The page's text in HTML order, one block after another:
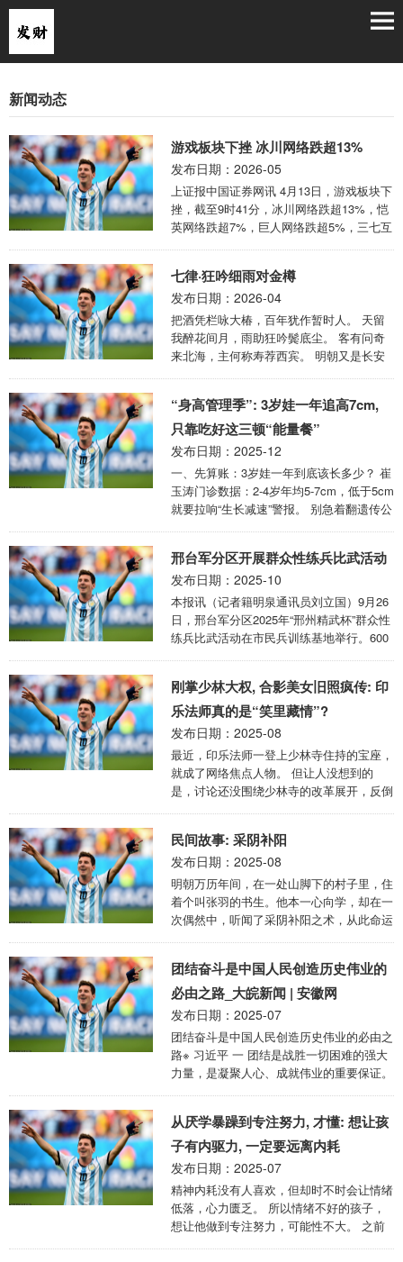
新闻动态
游戏板块下挫 冰川网络跌超13%
发布日期：2026-05
上证报中国证券网讯 4月13日，游戏板块下
挫，截至9时41分，冰川网络跌超13%，恺
英网络跌超7%，巨人网络跌超5%，三七互
七律·狂吟细雨对金樽
发布日期：2026-04
把酒凭栏咏大椿，百年犹作暂时人。 天留
我醉花间月，雨助狂吟鬓底尘。 客有问奇
来北海，主何称寿荐西宾。 明朝又是长安
热烈拥抱，在纵酒狂吟与社交欢宴中，展现
出一种通透而又不失豪情的生命姿态。 全
诗通过对时间永恒与生命短暂的对比，构筑
了一个在风尘奔波中依然能对月买醉、向春
而行的洒脱形象。 首联“把酒凭栏咏大椿，
百年犹作暂时人”，开篇便建立起宏大的时
空坐标。 借用上古大椿树对比人类有限的
百年寿命，直指即便寿至期颐，在永恒的时
间 ...
“身高管理季”: 3岁娃一年追高7cm,
只靠吃好这三顿“能量餐”
发布日期：2025-12
一、先算账：3岁娃一年到底该长多少？ 崔
玉涛门诊数据：2-4岁年均5-7cm，低于5cm
就要拉响“生长减速”警报。 别急着翻遗传公
一天拆成3顿“能量餐”，不靠昂贵增高粉，
也能让娃在自然生长曲线上“贴着上限跑”。
二、追高第一餐：07:30「激活骨骼开关
餐」 •250ml母乳/配方奶（保留奶量保证钙
基线） •水煮蛋黄1个：维生素D天然载体，
...
邢台军分区开展群众性练兵比武活动
发布日期：2025-10
本报讯（记者籍明泉通讯员刘立国）9月26
日，邢台军分区2025年“邢州精武杯”群众性
练兵比武活动在市民兵训练基地举行。600
武是邢台军分区今年以来组织的规模最大、
覆盖领域最广、科目内容最全的一次军事训
练活动，分为军事技能、国动技能和单兵技
能3个方面，共设置军事理论、要图标绘、
想定作业、指挥所协同作业、实弹射击、队
列指挥等26个课目，全面检验官兵、文职人
员、民兵教练员体能技能与心理素质，是对
训练成效的“全面体检”，更是 ...
刚掌少林大权, 合影美女旧照疯传: 印
乐法师真的是“笑里藏情”?
发布日期：2025-08
最近，印乐法师一登上少林寺住持的宝座，
就成了网络焦点人物。 但让人没想到的
是，讨论还没围绕少林寺的改革展开，反倒
任几天就塌房？” 我感觉，这帽子扣得也太
快了点。 咱先别急着下结论，来看看印乐
法师到底是个啥来头。 一路走来，他不是
网红，目前来看是实干家，注意，我是从目
前得来的信息来看，印乐法师的表现还是可
间比现在一些网友的年龄都大。9 ...
民间故事: 采阴补阳
发布日期：2025-08
明朝万历年间，在一处山脚下的村子里，住
着个叫张羽的书生。他本一心向学，却在一
次偶然中，听闻了采阴补阳之术，从此命运
里，他勤奋好学，盼着有朝一日能考取功
名，改变命运。 一日，张羽在山中采药，
为自己调养身体。途中，他偶遇一位白发苍
苍的老者。老者仙风道骨，气质不凡，张羽
心生好奇，便上前搭话。 “老人家，您独自
一人在这山中，可是在找寻什么？”张羽恭
敬问道。老者缓缓转身，目光如炬，打量了
张羽一番，说道：“我在寻有缘人，传授他
长生 ...
团结奋斗是中国人民创造历史伟业的
必由之路_大皖新闻 | 安徽网
发布日期：2025-07
团结奋斗是中国人民创造历史伟业的必由之
路※ 习近平 一 团结是战胜一切困难的强大
力量，是凝聚人心、成就伟业的重要保证。
党派、各团体、各民族、各阶层以及各方面
的团结，坚决维护国家统一和社会和谐稳
定，坚决反对任何破坏统一和团结的分裂活
动。我们要凝聚起全体人民智慧和力量，激
发出全社会创造活力和发展动力，让全体中
华儿女万众一心、团结奋斗迸发出来的磅礴
力量成为实现中华民族伟大复兴的强大动
力。 （2016年10月21日在纪念红军长 ...
从厌学暴躁到专注努力, 才懂: 想让孩
子有内驱力, 一定要远离内耗
发布日期：2025-07
精神内耗没有人喜欢，但却时不时会让情绪
低落，心力匮乏。 所以情绪不好的孩子，
想让他做到专注努力，可能性不大。 之前